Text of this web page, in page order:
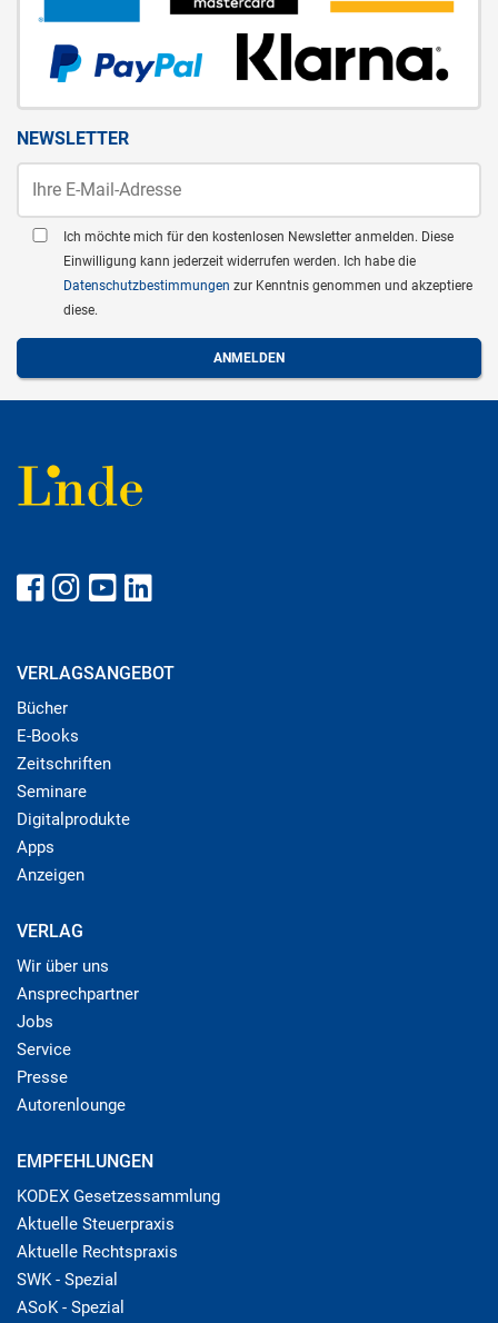
NEWSLETTER
Ich möchte mich für den kostenlosen Newsletter anmelden. Diese
Einwilligung kann jederzeit widerrufen werden. Ich habe die
Datenschutzbestimmungen zur Kenntnis genommen und akzeptiere
diese.
VERLAGSANGEBOT
Bücher
E-Books
Zeitschriften
Seminare
Digitalprodukte
Apps
Anzeigen
VERLAG
Wir über uns
Ansprechpartner
Jobs
Service
Presse
Autorenlounge
EMPFEHLUNGEN
KODEX Gesetzessammlung
Aktuelle Steuerpraxis
Aktuelle Rechtspraxis
SWK - Spezial
ASoK - Spezial